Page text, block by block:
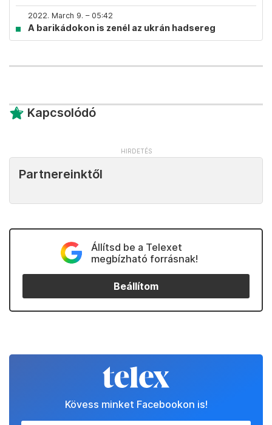
2022. March 9. – 05:42
A barikádokon is zenél az ukrán hadsereg
Kapcsolódó
Partnereinktől
Állítsd be a Telexet
megbízható forrásnak!
Beállítom
Kövess minket Facebookon is!